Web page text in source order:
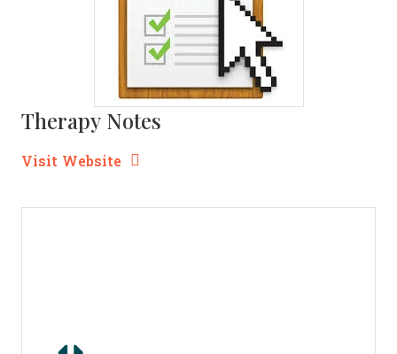
Therapy Notes
Visit WebsiteOpens New Window